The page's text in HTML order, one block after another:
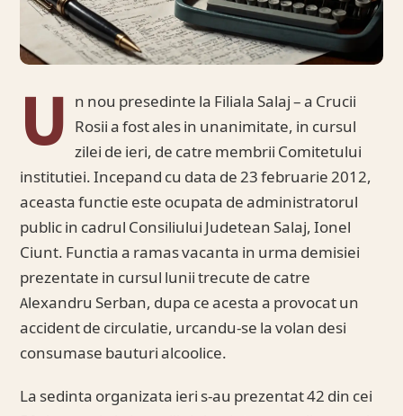
U n nou presedinte la Filiala Salaj – a Crucii
Rosii a fost ales in unanimitate, in cursul
zilei de ieri, de catre membrii Comitetului
institutiei. Incepand cu data de 23 februarie 2012,
aceasta functie este ocupata de administratorul
public in cadrul Consiliului Judetean Salaj, Ionel
Ciunt. Functia a ramas vacanta in urma demisiei
prezentate in cursul lunii trecute de catre
Alexandru Serban, dupa ce acesta a provocat un
accident de circulatie, urcandu-se la volan desi
consumase bauturi alcoolice.
La sedinta organizata ieri s-au prezentat 42 din cei